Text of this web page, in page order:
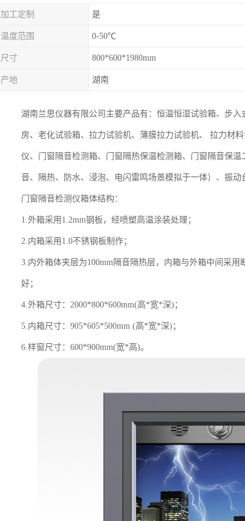
加工定制 是
温度范围 0-50℃
尺寸 800*600*1980mm
产地 湖南
湖南兰思仪器有限公司主要产品有：恒温恒湿试验箱、步
房、老化试验箱、拉力试验机、薄膜拉力试验机、 拉力材
仪、门窗隔音检测箱、门窗隔热保温检测箱、门窗隔音保
音、隔热、防水、浸泡、电闪雷鸣场景模拟于一体）、振动
门窗隔音检测仪箱体结构：
1.外箱采用1.2mm钢板，经喷塑高温涂装处理；
2.内箱采用1.0不锈钢板制作；
3.内外箱体夹层为100mm隔音隔热层，内箱与外箱中间采
好；
4.外箱尺寸：2000*800*600mm(高*宽*深)；
5.内箱尺寸：905*605*500mm (高*宽*深)；
6.样窗尺寸：600*900mm(宽*高)。